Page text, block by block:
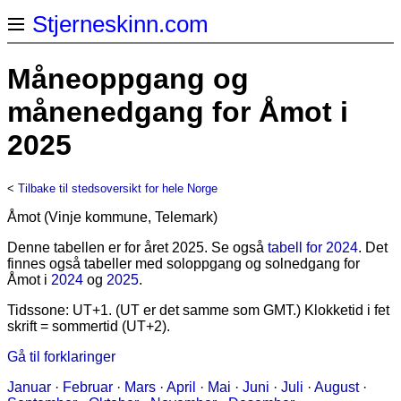
Stjerneskinn.com
Måneoppgang og
månenedgang for Åmot i
2025
< Tilbake til stedsoversikt for hele Norge
Åmot (Vinje kommune, Telemark)
Denne tabellen er for året 2025. Se også tabell for 2024. Det
finnes også tabeller med soloppgang og solnedgang for
Åmot i 2024 og 2025.
Tidssone: UT+1. (UT er det samme som GMT.) Klokketid i fet
skrift = sommertid (UT+2).
Gå til forklaringer
Januar · Februar · Mars · April · Mai · Juni · Juli · August·